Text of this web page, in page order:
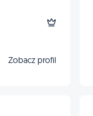
Zobacz profil